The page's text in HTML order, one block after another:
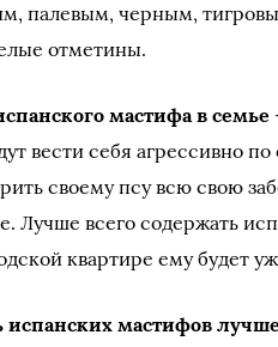
палевым, черным,
отметины.
мастифа в семье
вести себя агрессивно
своему псу всю свою
Лучше всего содержать
квартире ему будет
испанских мастифов